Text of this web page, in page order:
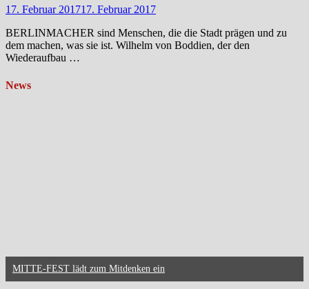
17. Februar 201717. Februar 2017
BERLINMACHER sind Menschen, die die Stadt prägen und zu
dem machen, was sie ist. Wilhelm von Boddien, der den
Wiederaufbau …
News
MITTE-FEST lädt zum Mitdenken ein